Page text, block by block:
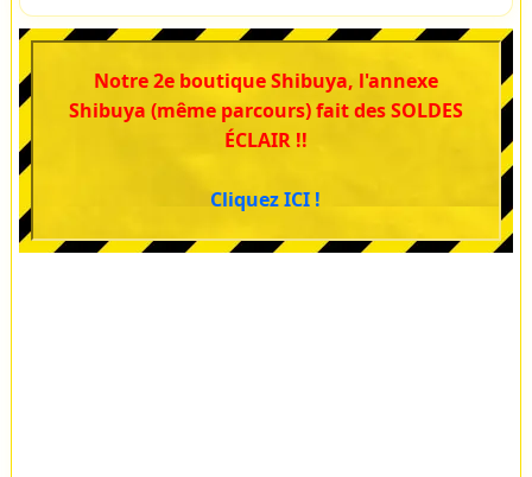
Notre 2e boutique Shibuya, l'annexe
Shibuya (même parcours) fait des SOLDES
ÉCLAIR !!
Cliquez ICI !